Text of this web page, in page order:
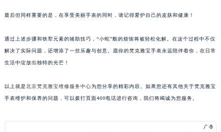
最后但同样重要的是，在享受美丽手表的同时，请记得爱护自己的皮肤和健康！
通过上述步骤和铁犁元素的辅助技巧，“小蛇”般的烦恼将被轻松化解。在这个过程中不仅
解决了实际问题，还增添了一丝乐趣与创意。愿你的梵克雅宝手表永远陪伴着你，在日常
生活中绽放出独特的光芒！
以上就是北京梵克雅宝维修服务中心为您分享的精彩内容。如果您还有其他关于梵克雅宝
手表维护和保养的问题，可以拨打页面400电话进行咨询，我们将竭诚为您服务。